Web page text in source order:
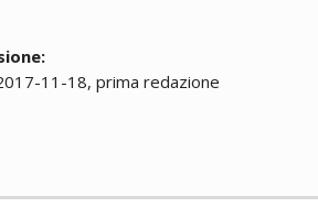
11-18, prima redazione